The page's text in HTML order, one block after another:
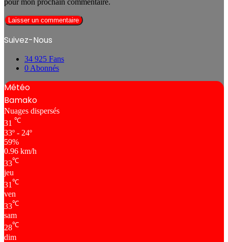
pour mon prochain commentaire.
Suivez-Nous
34 925 Fans
0 Abonnés
Météo
Bamako
Nuages ​​dispersés
31 ℃
33º - 24º
59%
0.96 km/h
33℃
jeu
31 ℃
ven
33℃
sam
28℃
dim